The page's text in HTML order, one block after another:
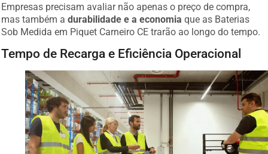
Empresas precisam avaliar não apenas o preço de compra,
mas também adurabilidade e a economia que as Baterias
Sob Medida em Piquet Carneiro CE trarão ao longo do tempo.
Tempo de Recarga e Eficiência Operacional